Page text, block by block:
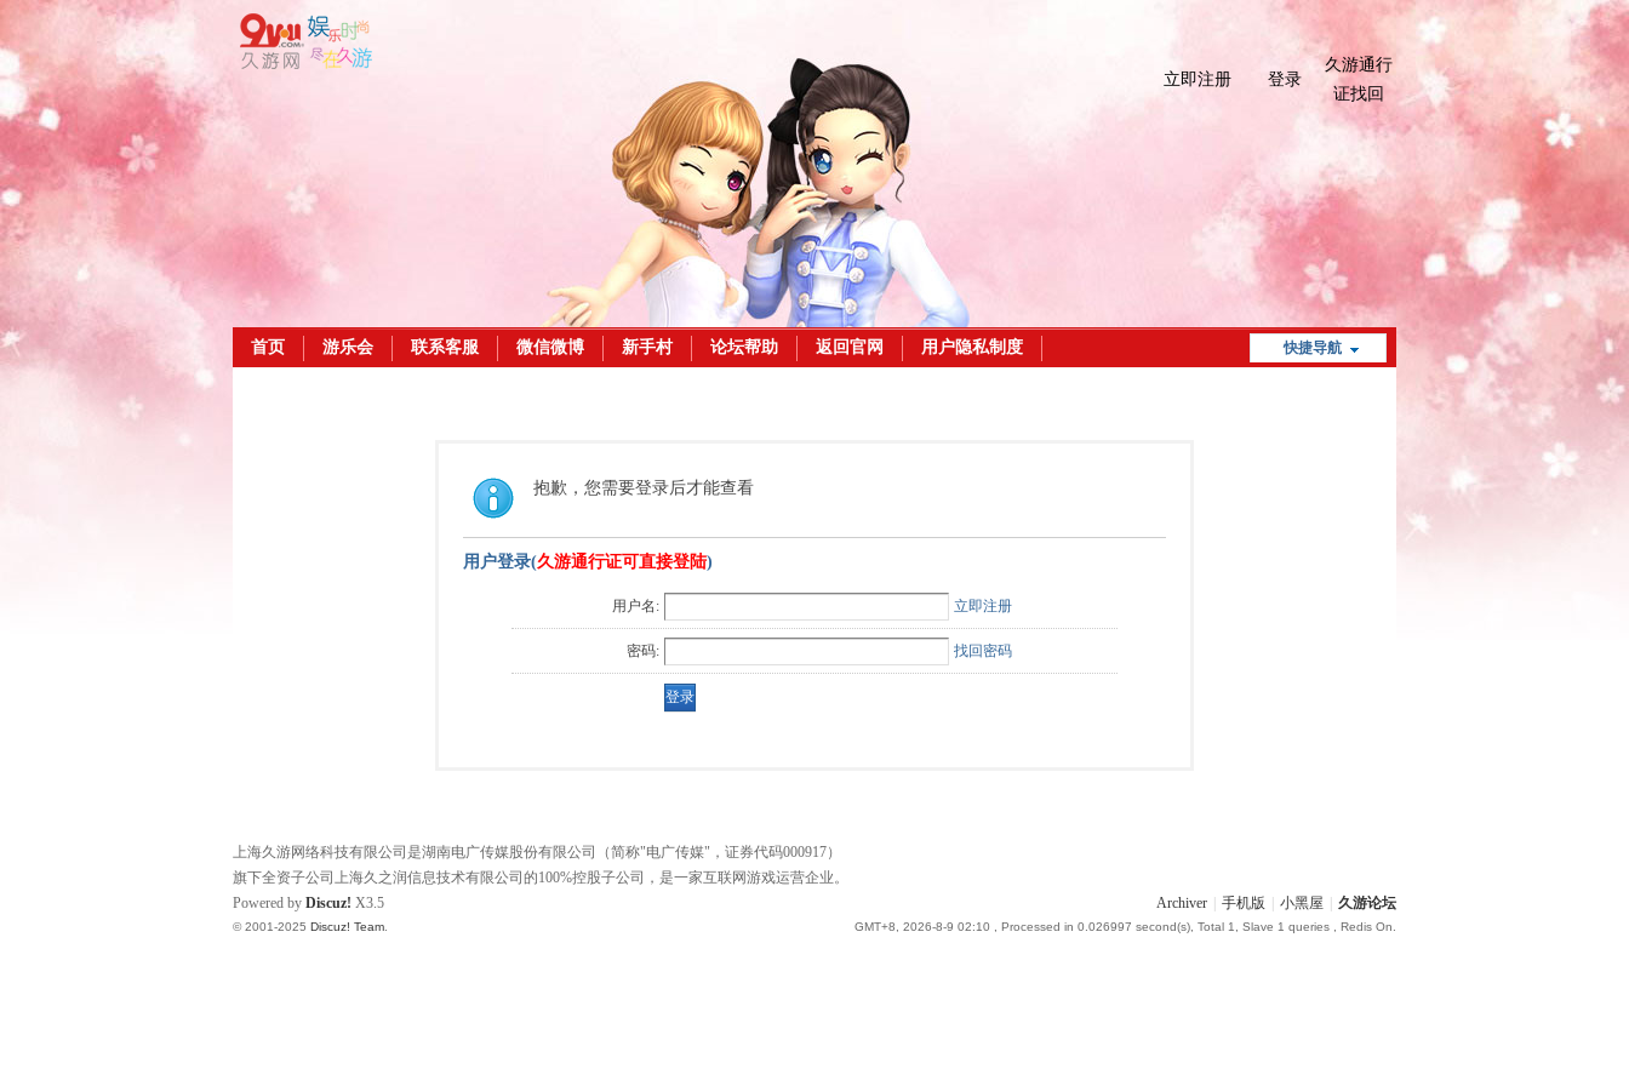
立即注册 登录
久游通行
证找回
快捷导航
首页 游乐会 联系客服 微信微博 新手村 论坛帮助 返回官网 用户隐私制度
抱歉，您需要登录后才能查看
用户登录(久游通行证可直接登陆)
用户名: 立即注册
密码: 找回密码
上海久游网络科技有限公司是湖南电广传媒股份有限公司（简称"电广传媒"，证券代码000917）
旗下全资子公司上海久之润信息技术有限公司的100%控股子公司，是一家互联网游戏运营企业。
Archiver
手机版 小黑屋 久游论坛
GMT+8, 2026-8-9 02:10 , Processed in 0.026997 second(s), Total 1, Slave 1 queries , Redis On.
Powered by Discuz! X3.5
© 2001-2025 Discuz! Team